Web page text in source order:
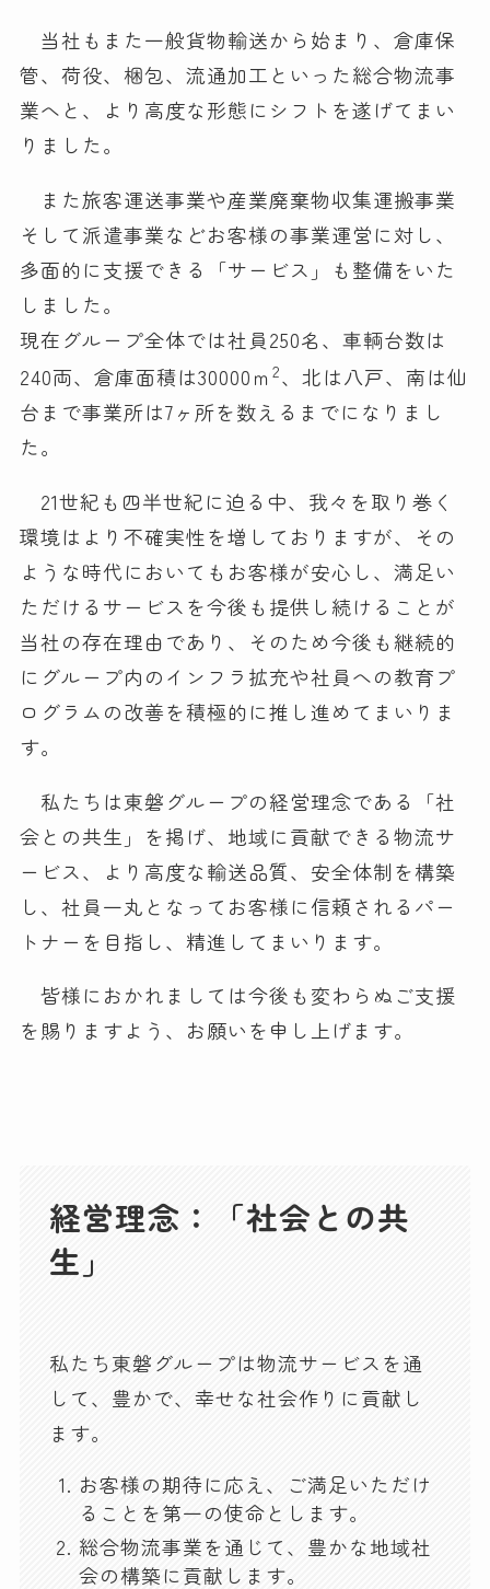
当社もまた一般貨物輸送から始まり、倉庫保
管、荷役、梱包、流通加工といった総合物流事
業へと、より高度な形態にシフトを遂げてまい
りました。
また旅客運送事業や産業廃棄物収集運搬事業
そして派遣事業などお客様の事業運営に対し、
多面的に支援できる「サービス」も整備をいた
しました。
現在グループ全体では社員250名、車輌台数は
240両、倉庫面積は30000ｍ 2、北は八戸、南は仙
台まで事業所は7ヶ所を数えるまでになりまし
た。
21世紀も四半世紀に迫る中、我々を取り巻く
環境はより不確実性を増しておりますが、その
ような時代においてもお客様が安心し、満足い
ただけるサービスを今後も提供し続けることが
当社の存在理由であり、そのため今後も継続的
にグループ内のインフラ拡充や社員への教育プ
ログラムの改善を積極的に推し進めてまいりま
す。
私たちは東磐グループの経営理念である「社
会との共生」を掲げ、地域に貢献できる物流サ
ービス、より高度な輸送品質、安全体制を構築
し、社員一丸となってお客様に信頼されるパー
トナーを目指し、精進してまいります。
皆様におかれましては今後も変わらぬご支援
を賜りますよう、お願いを申し上げます。
経営理念：「社会との共
生」
私たち東磐グループは物流サービスを通
して、豊かで、幸せな社会作りに貢献し
ます。
お客様の期待に応え、ご満足いただけ
ることを第一の使命とします。
総合物流事業を通じて、豊かな地域社
会の構築に貢献します。